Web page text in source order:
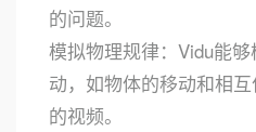
的问题。
模拟物理规律：Vidu能
动，如物体的移动和相
的视频。